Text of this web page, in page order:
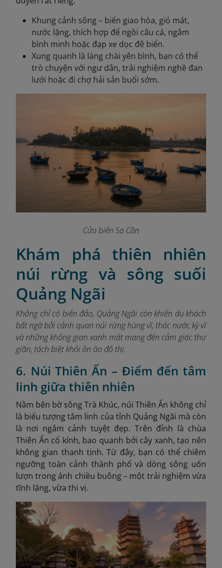
Khung cảnh sông – biển giao hòa, gió mát,
nước lặng, thích hợp để ngồi câu cá, ngắm
bình minh hoặc đạp xe dọc đê biển.
Xung quanh là làng chài yên bình, bạn có thể
trò chuyện với ngư dân, trải nghiệm nghề đan
lưới hoặc đi chợ hải sản buổi sớm.
Cửa biển Sa Cần
Khám phá thiên nhiên
núi rừng và sông suối
Quảng Ngãi
Không chỉ có biển đảo, Quảng Ngãi còn khiến du khách
bất ngờ bởi cảnh quan núi rừng hùng vĩ, thác nước kỳ vĩ
và những không gian xanh mát mang đến cảm giác thư
giãn, tách biệt khỏi ồn ào đô thị.
6. Núi Thiên Ấn – Điểm đến tâm
linh giữa thiên nhiên
Nằm bên bờ sông Trà Khúc, núi Thiên Ấn không chỉ
là biểu tượng tâm linh của tỉnh Quảng Ngãi mà còn
là nơi ngắm cảnh tuyệt đẹp. Trên đỉnh là chùa
Thiên Ấn cổ kính, bao quanh bởi cây xanh, tạo nên
không gian thanh tịnh. Từ đây, bạn có thể chiêm
ngưỡng toàn cảnh thành phố và dòng sông uốn
lượn trong ánh chiều buông – một trải nghiệm vừa
tĩnh lặng, vừa thi vị.